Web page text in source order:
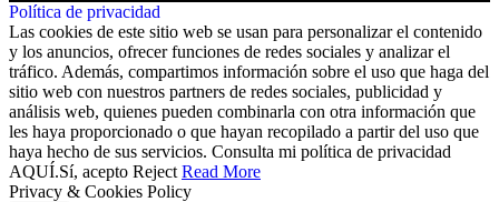
Política de privacidad
Las cookies de este sitio web se usan para personalizar el contenido
y los anuncios, ofrecer funciones de redes sociales y analizar el
tráfico. Además, compartimos información sobre el uso que haga del
sitio web con nuestros partners de redes sociales, publicidad y
análisis web, quienes pueden combinarla con otra información que
les haya proporcionado o que hayan recopilado a partir del uso que
haya hecho de sus servicios. Consulta mi política de privacidad
AQUÍ.Sí, acepto Reject Read More
Privacy & Cookies Policy